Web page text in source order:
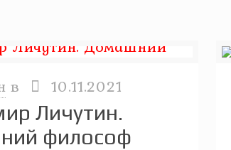
в 10.11.2021
Личутин.
философ